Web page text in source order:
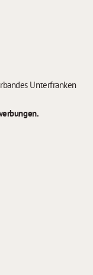
Unterfranken